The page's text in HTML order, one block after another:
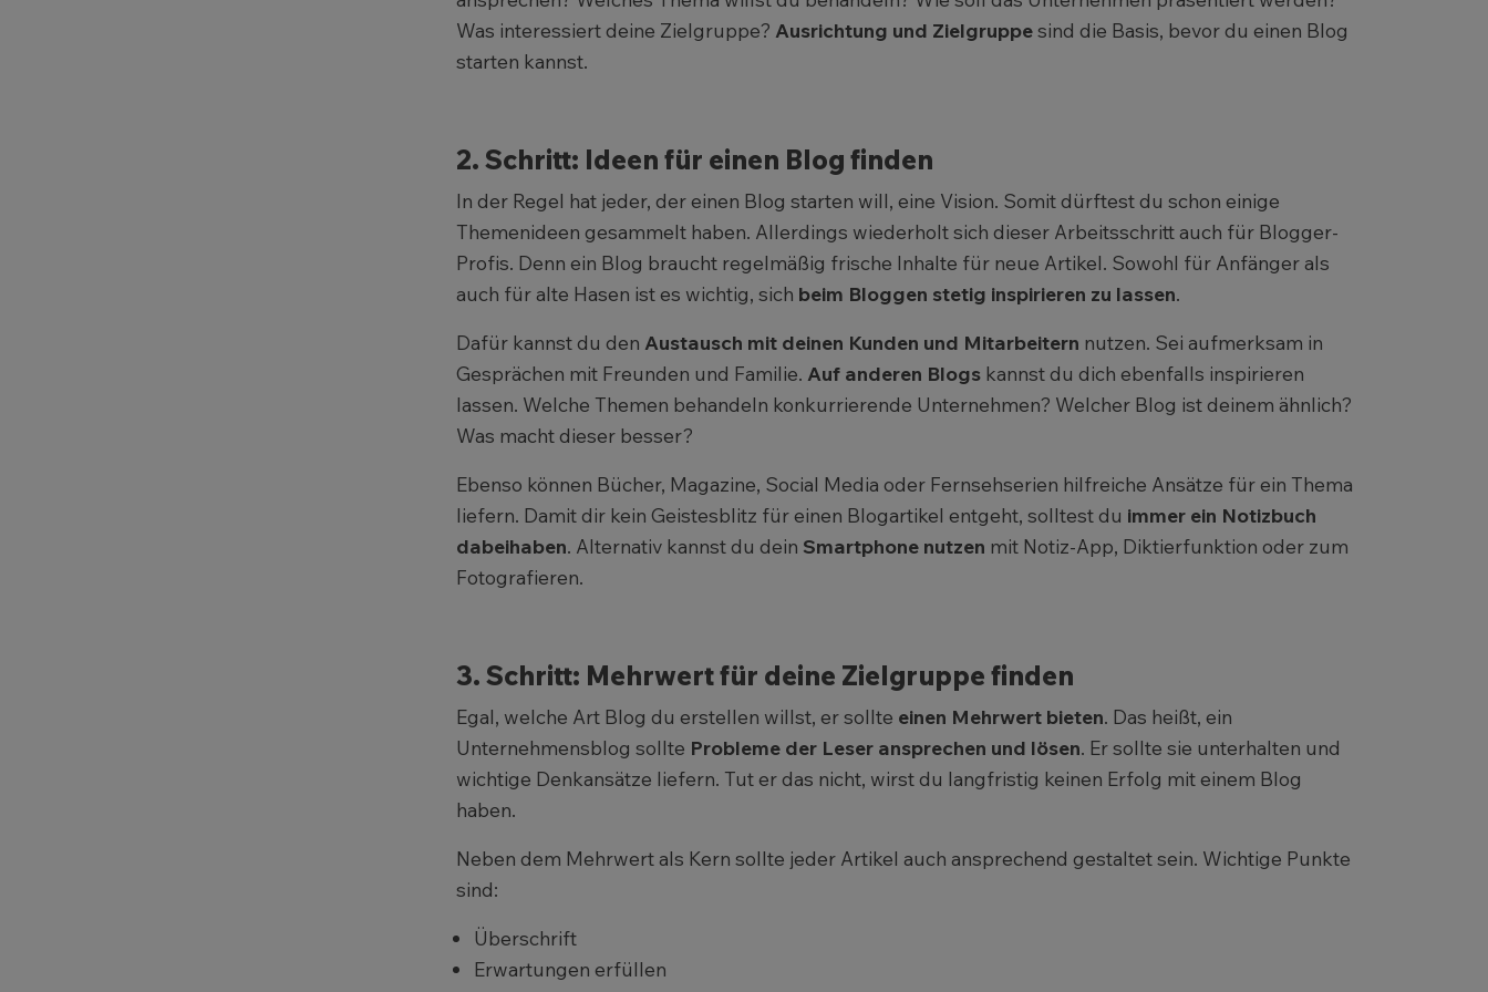
Was interessiert deine Zielgruppe? Ausrichtung und Zielgruppesind die Basis, bevor du einen Blog
starten kannst.
2. Schritt: Ideen für einen Blog finden
In der Regel hat jeder, der einen Blog starten will, eine Vision. Somit dürftest du schon einige
Themenideen gesammelt haben. Allerdings wiederholt sich dieser Arbeitsschritt auch für Blogger-
Profis. Denn ein Blog braucht regelmäßig frische Inhalte für neue Artikel. Sowohl für Anfänger als
auch für alte Hasen ist es wichtig, sich beim Bloggen stetig inspirieren zu lassen.
Dafür kannst du den Austausch mit deinen Kunden und Mitarbeitern nutzen. Sei aufmerksam in
Gesprächen mit Freunden und Familie. Auf anderen Blogskannst du dich ebenfalls inspirieren
lassen. Welche Themen behandeln konkurrierende Unternehmen? Welcher Blog ist deinem ähnlich?
Was macht dieser besser?
Ebenso können Bücher, Magazine, Social Media oder Fernsehserien hilfreiche Ansätze für ein Thema
liefern. Damit dir kein Geistesblitz für einen Blogartikel entgeht, solltest du immer ein Notizbuch
dabeihaben. Alternativ kannst du dein Smartphone nutzen mit Notiz-App, Diktierfunktion oder zum
Fotografieren.
3. Schritt: Mehrwert für deine Zielgruppe finden
Egal, welche Art Blog du erstellen willst, er sollte einen Mehrwert bieten. Das heißt, ein
Unternehmensblog sollte Probleme der Leser ansprechen und lösen. Er sollte sie unterhalten und
wichtige Denkansätze liefern. Tut er das nicht, wirst du langfristig keinen Erfolg mit einem Blog
haben.
Neben dem Mehrwert als Kern sollte jeder Artikel auch ansprechend gestaltet sein. Wichtige Punkte
sind:
Überschrift
Erwartungen erfüllen